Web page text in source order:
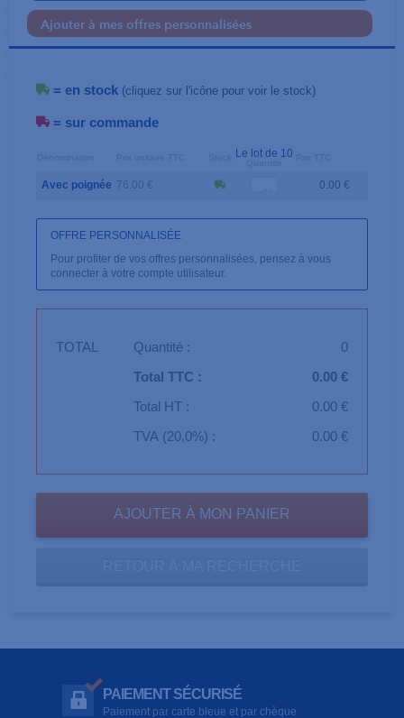
Ajouter à mes offres personnalisées
= en stock (cliquez sur l'icône pour voir le stock)
= sur commande
Le lot de 10
Avec poignée 76.00 € 0.00 €
OFFRE PERSONNALISÉE
Pour profiter de vos offres personnalisées, pensez à vous
connecter à votre compte utilisateur.
TOTAL Quantité :
0
Total TTC :
0.00 €
Total HT :
0.00 €
TVA (20,0%) :
0.00 €
PAIEMENT SÉCURISÉ
Paiement par carte bleue et par chèque